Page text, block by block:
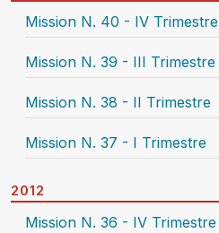
Mission N. 40 - IV Trimestre
Mission N. 39 - III Trimestre
Mission N. 38 - II Trimestre
Mission N. 37 - I Trimestre
2012
Mission N. 36 - IV Trimestre